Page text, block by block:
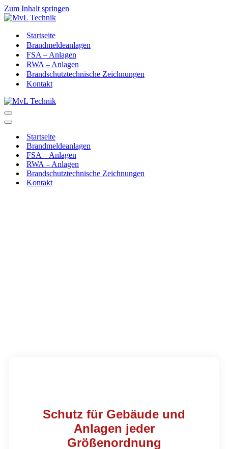
Zum Inhalt springen
Startseite
Brandmeldeanlagen
⁠⁠FSA – Anlagen
RWA – Anlagen
⁠⁠Brandschutztechnische Zeichnungen
Kontakt
Startseite
Brandmeldeanlagen
⁠⁠FSA – Anlagen
RWA – Anlagen
⁠⁠Brandschutztechnische Zeichnungen
Kontakt
Schutz für Gebäude und
Anlagen jeder
Größenordnung